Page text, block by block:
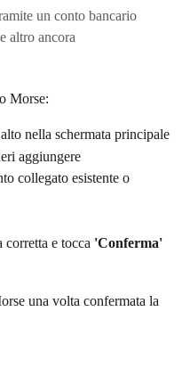
un conto bancario
altro ancora
Morse:
nella schermata principale
aggiungere
collegato esistente o
corretta e tocca 'Conferma'
una volta confermata la